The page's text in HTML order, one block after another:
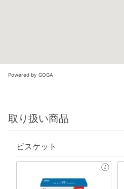
Powered by GOGA
取り扱い商品
ビスケット